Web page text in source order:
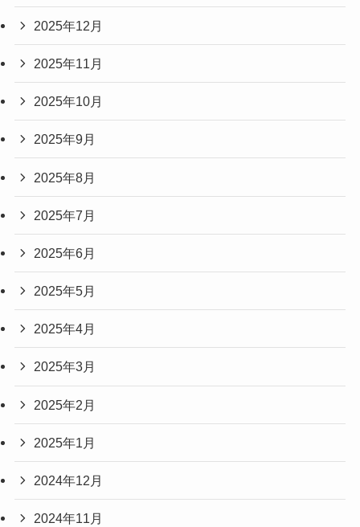
2025年12月
2025年11月
2025年10月
2025年9月
2025年8月
2025年7月
2025年6月
2025年5月
2025年4月
2025年3月
2025年2月
2025年1月
2024年12月
2024年11月